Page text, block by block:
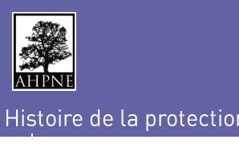
Histoire de la
nature